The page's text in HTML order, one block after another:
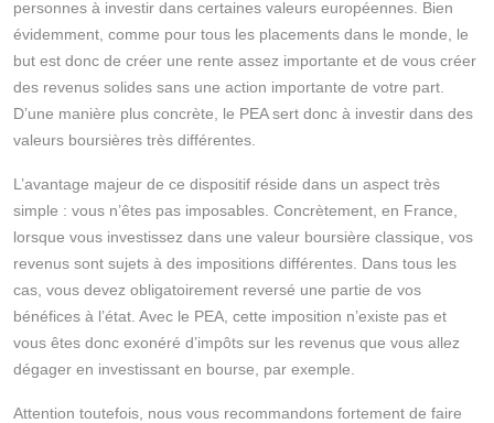
personnes à investir dans certaines valeurs européennes. Bien
évidemment, comme pour tous les placements dans le monde, le
but est donc de créer une rente assez importante et de vous créer
des revenus solides sans une action importante de votre part.
D’une manière plus concrète, le PEA sert donc à investir dans des
valeurs boursières très différentes.
L’avantage majeur de ce dispositif réside dans un aspect très
simple : vous n’êtes pas imposables. Concrètement, en France,
lorsque vous investissez dans une valeur boursière classique, vos
revenus sont sujets à des impositions différentes. Dans tous les
cas, vous devez obligatoirement reversé une partie de vos
bénéfices à l’état. Avec le PEA, cette imposition n’existe pas et
vous êtes donc exonéré d’impôts sur les revenus que vous allez
dégager en investissant en bourse, par exemple.
Attention toutefois, nous vous recommandons fortement de faire